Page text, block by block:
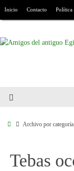
Inicio Contacto Política
Archivo por
Tebas